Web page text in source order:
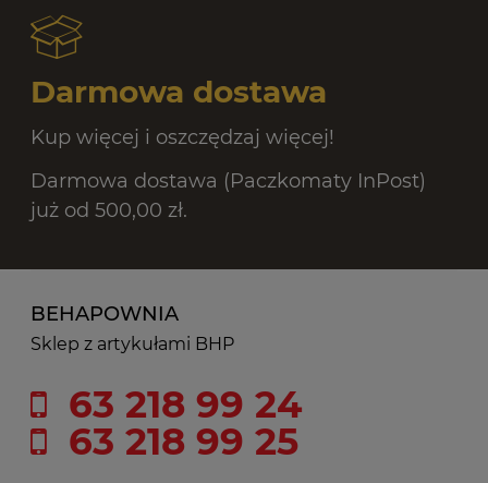
Darmowa dostawa
Kup więcej i oszczędzaj więcej!
Darmowa dostawa (Paczkomaty InPost)
już od 500,00 zł.
BEHAPOWNIA
Sklep z artykułami BHP
63 218 99 24
63 218 99 25